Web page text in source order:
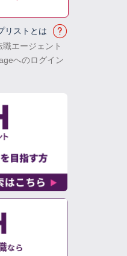
リストとは
エージェント
へのログイン